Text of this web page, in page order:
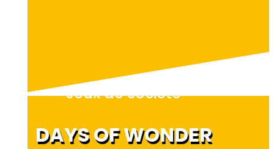
Jeux de société
DAYS OF WONDER